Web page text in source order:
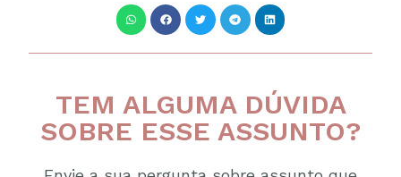
TEM ALGUMA DÚVIDA
SOBRE ESSE ASSUNTO?